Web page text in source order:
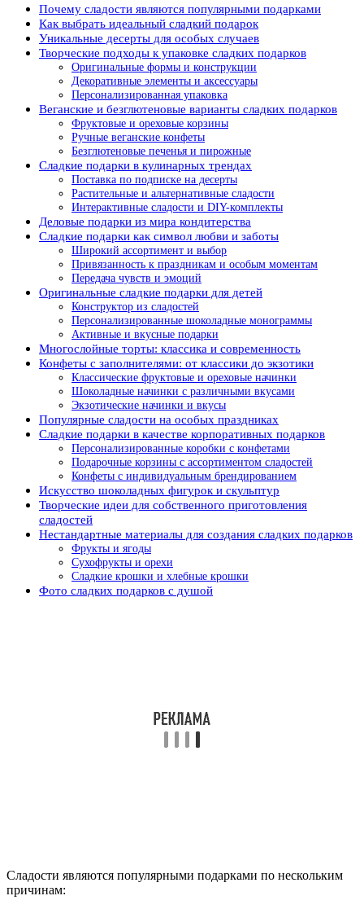
Почему сладости являются популярными подарками
Как выбрать идеальный сладкий подарок
Уникальные десерты для особых случаев
Творческие подходы к упаковке сладких подарков
Оригинальные формы и конструкции
Декоративные элементы и аксессуары
Персонализированная упаковка
Веганские и безглютеновые варианты сладких подарков
Фруктовые и ореховые корзины
Ручные веганские конфеты
Безглютеновые печенья и пирожные
Сладкие подарки в кулинарных трендах
Поставка по подписке на десерты
Растительные и альтернативные сладости
Интерактивные сладости и DIY-комплекты
Деловые подарки из мира кондитерства
Сладкие подарки как символ любви и заботы
Широкий ассортимент и выбор
Привязанность к праздникам и особым моментам
Передача чувств и эмоций
Оригинальные сладкие подарки для детей
Конструктор из сладостей
Персонализированные шоколадные монограммы
Активные и вкусные подарки
Многослойные торты: классика и современность
Конфеты с заполнителями: от классики до экзотики
Классические фруктовые и ореховые начинки
Шоколадные начинки с различными вкусами
Экзотические начинки и вкусы
Популярные сладости на особых праздниках
Сладкие подарки в качестве корпоративных подарков
Персонализированные коробки с конфетами
Подарочные корзины с ассортиментом сладостей
Конфеты с индивидуальным брендированием
Искусство шоколадных фигурок и скульптур
Творческие идеи для собственного приготовления
сладостей
Нестандартные материалы для создания сладких подарков
Фрукты и ягоды
Сухофрукты и орехи
Сладкие крошки и хлебные крошки
Фото сладких подарков с душой
Сладости являются популярными подарками по нескольким
причинам: